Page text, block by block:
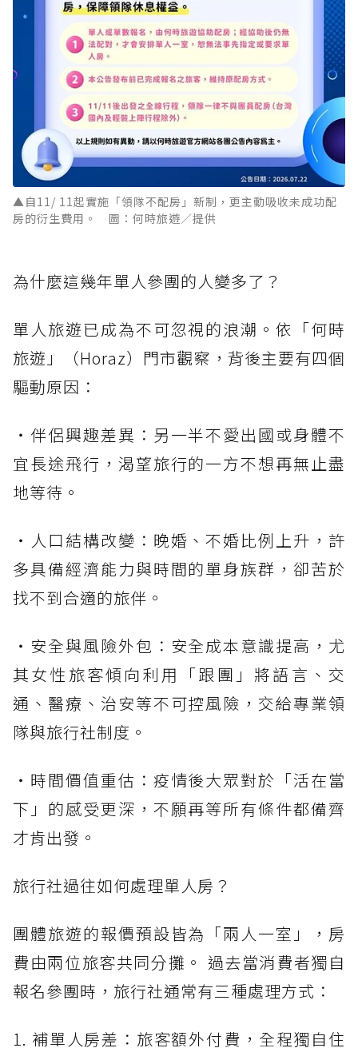
▲自11/ 11起實施「領隊不配房」新制，更主動吸收未成功配
房的衍生費用。 圖：何時旅遊／提供
為什麼這幾年單人參團的人變多了？
單人旅遊已成為不可忽視的浪潮。依「何時
旅遊」（Horaz）門市觀察，背後主要有四個
驅動原因：
・伴侶興趣差異：另一半不愛出國或身體不
宜長途飛行，渴望旅行的一方不想再無止盡
地等待。
・人口結構改變：晚婚、不婚比例上升，許
多具備經濟能力與時間的單身族群，卻苦於
找不到合適的旅伴。
・安全與風險外包：安全成本意識提高，尤
其女性旅客傾向利用「跟團」將語言、交
通、醫療、治安等不可控風險，交給專業領
隊與旅行社制度。
・時間價值重估：疫情後大眾對於「活在當
下」的感受更深，不願再等所有條件都備齊
才肯出發。
旅行社過往如何處理單人房？
團體旅遊的報價預設皆為「兩人一室」，房
費由兩位旅客共同分攤。 過去當消費者獨自
報名參團時，旅行社通常有三種處理方式：
1. 補單人房差：旅客額外付費，全程獨自住